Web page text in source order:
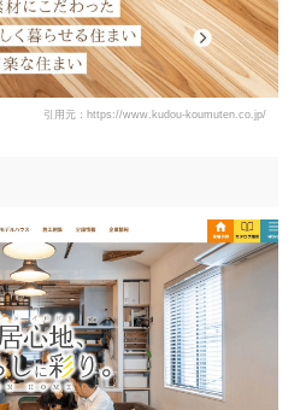
引用元：https://www.kudou-koumuten.co.jp/